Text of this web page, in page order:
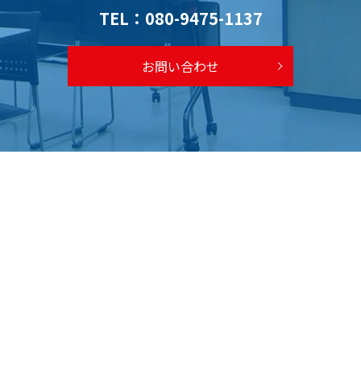
TEL： 080-9475-1137
お問い合わせ